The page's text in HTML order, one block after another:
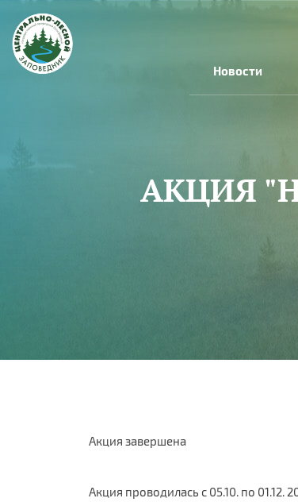
Новости
АКЦИЯ
Акция завершена
Акция проводилась с 05.10. по